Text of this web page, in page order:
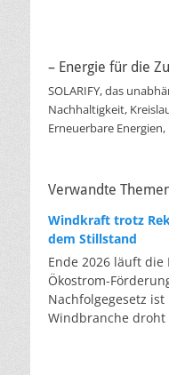
– Energie für die
SOLARIFY, das
Nachhaltigkeit,
Erneuerbare
Verwandte
Windkraft trotz
dem Stillstand
Ende 2026 läuft
Ökostrom-
Nachfolgegesetz
Windbranche droht